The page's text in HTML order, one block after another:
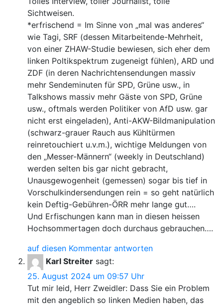
Sichtweisen.
*erfrischend = Im Sinne von „mal was anderes“
wie Tagi, SRF (dessen Mitarbeitende-Mehrheit,
von einer ZHAW-Studie bewiesen, sich eher dem
linken Poltikspektrum zugeneigt fühlen), ARD und
ZDF (in deren Nachrichtensendungen massiv
mehr Sendeminuten für SPD, Grüne usw., in
Talkshows massiv mehr Gäste von SPD, Grüne
usw., oftmals werden Politiker von AfD usw. gar
nicht erst eingeladen), Anti-AKW-Bildmanipulation
(schwarz-grauer Rauch aus Kühltürmen
reinretouchiert u.v.m.), wichtige Meldungen von
den „Messer-Männern“ (weekly in Deutschland)
werden selten bis gar nicht gebracht,
Unausgewogenheit (gemessen) sogar bis tief in
Vorschulkindersendungen rein = so geht natürlich
kein Deftig-Gebühren-ÖRR mehr lange gut….
Und Erfischungen kann man in diesen heissen
Hochsommertagen doch durchaus gebrauchen….
auf diesen Kommentar antworten
Karl Streiter sagt:
25. August 2024 um 09:57 Uhr
Tut mir leid, Herr Zweidler: Dass Sie ein Problem
mit den angeblich so linken Medien haben, das